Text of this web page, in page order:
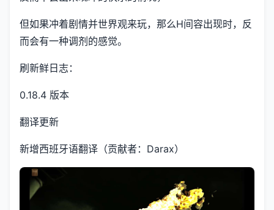
但如果冲着剧情并世界观来玩，那么H间容出现时，反
而会有一种调剂的感觉。
刷新鲜日志：
0.18.4 版本
翻译更新
新增西班牙语翻译（贡献者：Darax）